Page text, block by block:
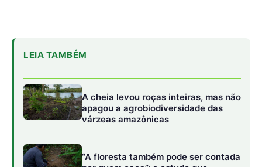
LEIA TAMBÉM
A cheia levou roças inteiras, mas não
apagou a agrobiodiversidade das
várzeas amazônicas
“A floresta também pode ser contada